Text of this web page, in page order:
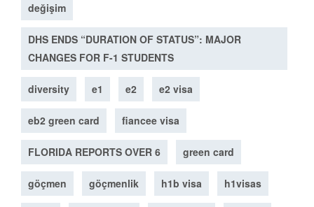
değişim
DHS ENDS “DURATION OF STATUS”: MAJOR
CHANGES FOR F-1 STUDENTS
diversity e1 e2 e2 visa
eb2 green card fiancee visa
FLORIDA REPORTS OVER 6 green card
göçmen göçmenlik h1b visa h1visas